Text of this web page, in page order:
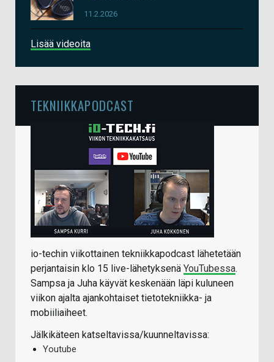
11.2.2026
Lisää videoita
TEKNIIKKAPODCAST
io-techin viikottainen tekniikkapodcast lähetetään
perjantaisin klo 15 live-lähetyksenä YouTubessa.
Sampsa ja Juha käyvät keskenään läpi kuluneen
viikon ajalta ajankohtaiset tietotekniikka- ja
mobiiliaiheet.
Jälkikäteen katseltavissa/kuunneltavissa:
Youtube